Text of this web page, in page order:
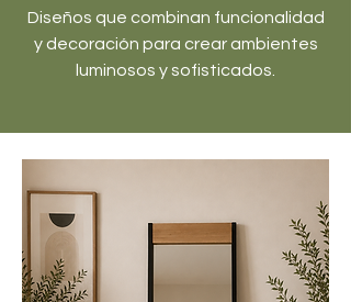
Diseños que combinan funcionalidad
y decoración para crear ambientes
luminosos y sofisticados.